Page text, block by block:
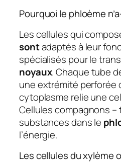
Pourquoi le phloème
Les cellules qui
sontadaptés à leur
spécialisés pour le
noyaux. Chaque tube
une extrémité perforée
cytoplasme relie une
Cellules compagnons –
substances dans le
l’énergie.
Les cellules du xylème